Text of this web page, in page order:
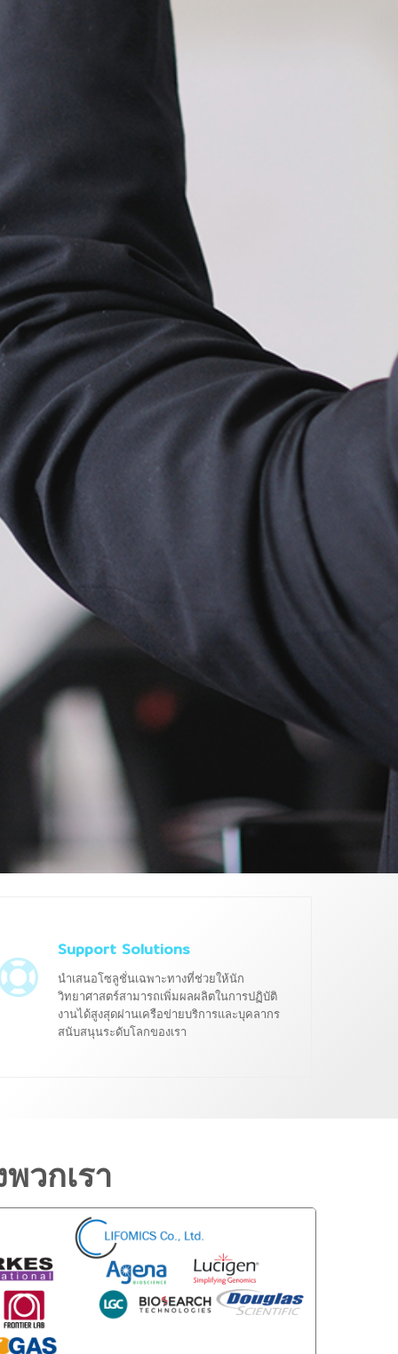
Support Solutions
นำเสนอโซลูชั่นเฉพาะทางที่ช่วยให้นัก
วิทยาศาสตร์สามารถเพิ่มผลผลิตในการปฏิบัติ
งานได้สูงสุดผ่านเครือข่ายบริการและบุคลากร
สนับสนุนระดับโลกของเรา
วกเรา